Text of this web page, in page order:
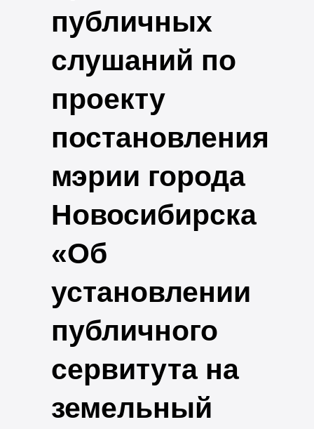
публичных
слушаний по
проекту
постановления
мэрии города
Новосибирска
«Об
установлении
публичного
сервитута на
земельный